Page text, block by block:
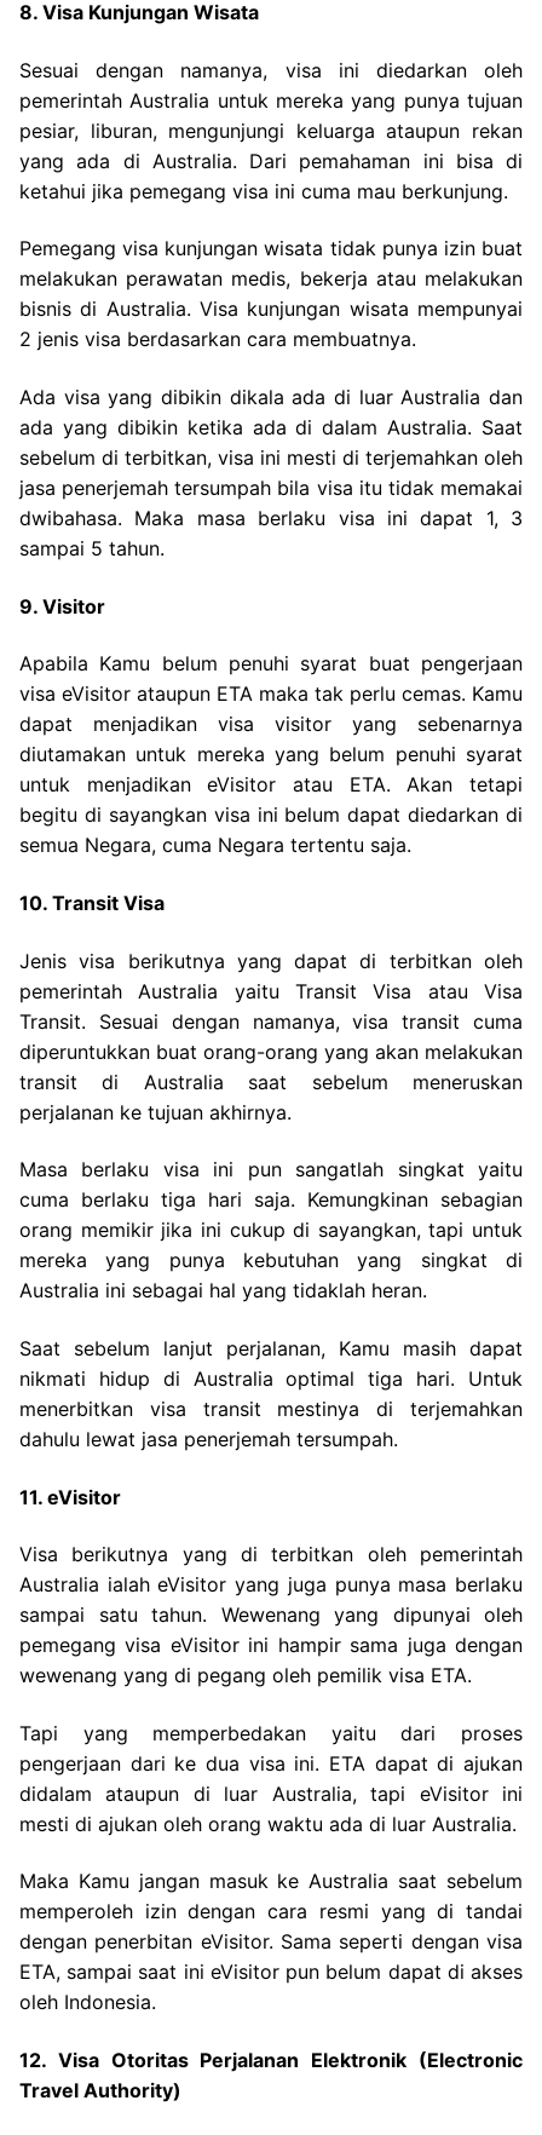
8. Visa Kunjungan Wisata
Sesuai dengan namanya, visa ini diedarkan oleh
pemerintah Australia untuk mereka yang punya tujuan
pesiar, liburan, mengunjungi keluarga ataupun rekan
yang ada di Australia. Dari pemahaman ini bisa di
ketahui jika pemegang visa ini cuma mau berkunjung.
Pemegang visa kunjungan wisata tidak punya izin buat
melakukan perawatan medis, bekerja atau melakukan
bisnis di Australia. Visa kunjungan wisata mempunyai
2 jenis visa berdasarkan cara membuatnya.
Ada visa yang dibikin dikala ada di luar Australia dan
ada yang dibikin ketika ada di dalam Australia. Saat
sebelum di terbitkan, visa ini mesti di terjemahkan oleh
jasa penerjemah tersumpah bila visa itu tidak memakai
dwibahasa. Maka masa berlaku visa ini dapat 1, 3
sampai 5 tahun.
9. Visitor
Apabila Kamu belum penuhi syarat buat pengerjaan
visa eVisitor ataupun ETA maka tak perlu cemas. Kamu
dapat menjadikan visa visitor yang sebenarnya
diutamakan untuk mereka yang belum penuhi syarat
untuk menjadikan eVisitor atau ETA. Akan tetapi
begitu di sayangkan visa ini belum dapat diedarkan di
semua Negara, cuma Negara tertentu saja.
10. Transit Visa
Jenis visa berikutnya yang dapat di terbitkan oleh
pemerintah Australia yaitu Transit Visa atau Visa
Transit. Sesuai dengan namanya, visa transit cuma
diperuntukkan buat orang-orang yang akan melakukan
transit di Australia saat sebelum meneruskan
perjalanan ke tujuan akhirnya.
Masa berlaku visa ini pun sangatlah singkat yaitu
cuma berlaku tiga hari saja. Kemungkinan sebagian
orang memikir jika ini cukup di sayangkan, tapi untuk
mereka yang punya kebutuhan yang singkat di
Australia ini sebagai hal yang tidaklah heran.
Saat sebelum lanjut perjalanan, Kamu masih dapat
nikmati hidup di Australia optimal tiga hari. Untuk
menerbitkan visa transit mestinya di terjemahkan
dahulu lewat jasa penerjemah tersumpah.
11. eVisitor
Visa berikutnya yang di terbitkan oleh pemerintah
Australia ialah eVisitor yang juga punya masa berlaku
sampai satu tahun. Wewenang yang dipunyai oleh
pemegang visa eVisitor ini hampir sama juga dengan
wewenang yang di pegang oleh pemilik visa ETA.
Tapi yang memperbedakan yaitu dari proses
pengerjaan dari ke dua visa ini. ETA dapat di ajukan
didalam ataupun di luar Australia, tapi eVisitor ini
mesti di ajukan oleh orang waktu ada di luar Australia.
Maka Kamu jangan masuk ke Australia saat sebelum
memperoleh izin dengan cara resmi yang di tandai
dengan penerbitan eVisitor. Sama seperti dengan visa
ETA, sampai saat ini eVisitor pun belum dapat di akses
oleh Indonesia.
12. Visa Otoritas Perjalanan Elektronik (Electronic
Travel Authority)